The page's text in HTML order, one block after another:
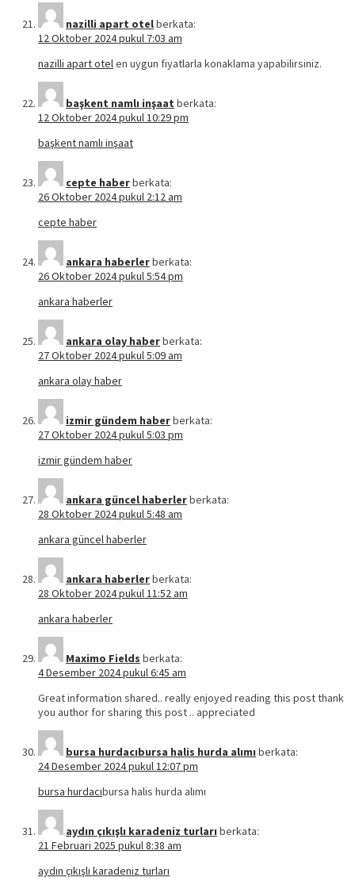
nazilli apart otelberkata:
12 Oktober 2024 pukul 7:03 am
nazilli apart otelen uygun fiyatlarla konaklama yapabilirsiniz.
başkent namlı inşaat berkata:
12 Oktober 2024 pukul 10:29 pm
başkent namlı inşaat
cepte haberberkata:
26 Oktober 2024 pukul 2:12 am
cepte haber
ankara haberlerberkata:
26 Oktober 2024 pukul 5:54 pm
ankara haberler
ankara olay haberberkata:
27 Oktober 2024 pukul 5:09 am
ankara olay haber
izmir gündem haberberkata:
27 Oktober 2024 pukul 5:03 pm
izmir gündem haber
ankara güncel haberlerberkata:
28 Oktober 2024 pukul 5:48 am
ankara güncel haberler
ankara haberlerberkata:
28 Oktober 2024 pukul 11:52 am
ankara haberler
Maximo Fields berkata:
4 Desember 2024 pukul 6:45 am
Great information shared.. really enjoyed reading this post thank
you author for sharing this post .. appreciated
bursa hurdacıbursa halis hurda alımı berkata:
24 Desember 2024 pukul 12:07 pm
bursa hurdacıbursa halis hurda alımı
aydın çıkışlı karadeniz turları berkata:
21 Februari 2025 pukul 8:38 am
aydın çıkışlı karadeniz turları